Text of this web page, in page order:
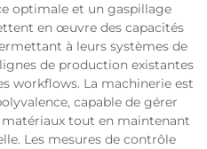
optimale et un gaspillage
en œuvre des capacités
à leurs systèmes de
de production existantes
workflows. La machinerie est
capable de gérer
tout en maintenant
Les mesures de contrôle